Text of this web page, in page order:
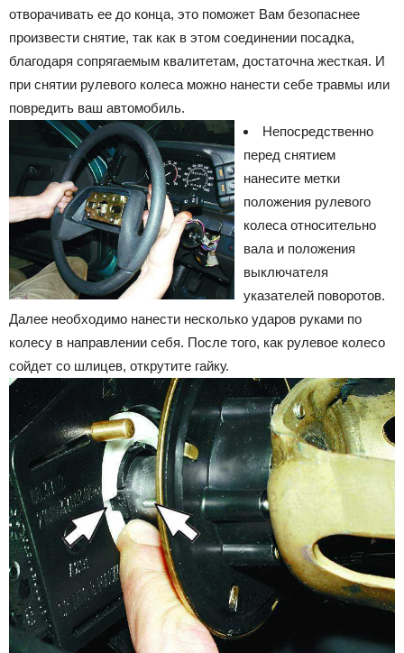
отворачивать ее до конца, это поможет Вам безопаснее
произвести снятие, так как в этом соединении посадка,
благодаря сопрягаемым квалитетам, достаточна жесткая. И
при снятии рулевого колеса можно нанести себе травмы или
повредить ваш автомобиль.
Непосредственно
перед снятием
нанесите метки
положения рулевого
колеса относительно
вала и положения
выключателя
указателей поворотов.
Далее необходимо нанести несколько ударов руками по
колесу в направлении себя. После того, как рулевое колесо
сойдет со шлицев, открутите гайку.